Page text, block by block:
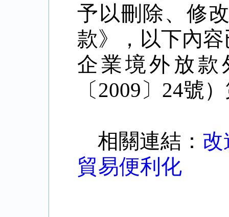
予以刪除、修
款》，以下內
企業境外放
〔2009〕 24號
相關連結： 改
貿易便利化